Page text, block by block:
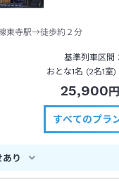
東寺駅→徒歩約２分
基準列車区間
おとな1名 (2名1室)
25,900 円
すべてのプラ
り